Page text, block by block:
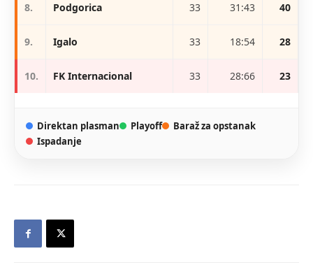
8. Podgorica 33 31:43 40
9. Igalo 33 18:54 28
10. FK Internacional 33 28:66 23
Direktan plasman Playoff
Baraž za opstanak
Ispadanje